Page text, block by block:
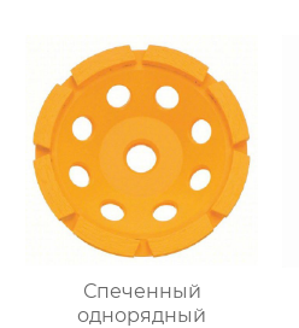
Спеченный
однорядный